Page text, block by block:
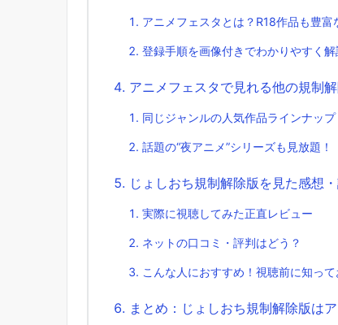
アニメフェスタとは？R18作品も豊富
登録手順を画像付きでわかりやすく解
アニメフェスタで見れる他の規制
同じジャンルの人気作品ラインナップ
話題の“夜アニメ”シリーズも見放題！
じょしおち規制解除版を見た感想
実際に視聴してみた正直レビュー
ネットの口コミ・評判はどう？
こんな人におすすめ！視聴前に知っ
まとめ：じょしおち規制解除版は